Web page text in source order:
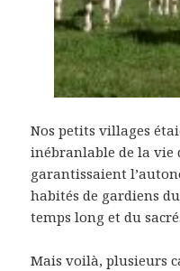
Nos petits villages
inébranlable de la vie
garantissaient
habités de gardiens
temps long et du sacré.
Mais voilà, plusieurs